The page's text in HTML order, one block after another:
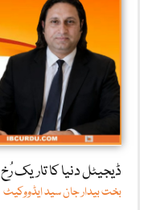
ڈیجیٹل دنیا کا تاریک رُخ
بخت بیدار جان سید ایڈووکیٹ